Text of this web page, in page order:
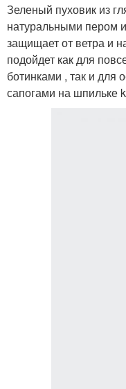
Зеленый пуховик из
натуральными пером
защищает от ветра и
подойдет как для
ботинками , так и для
сапогами на шпильке